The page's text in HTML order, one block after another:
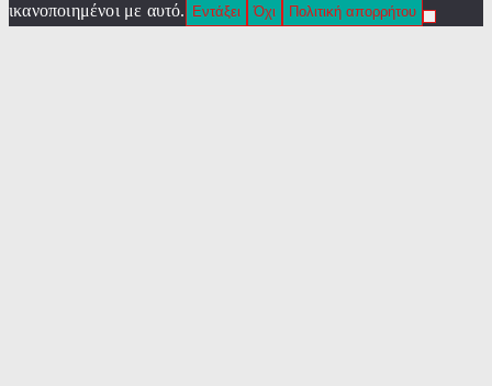
ικανοποιημένοι με αυτό.
Εντάξει Όχι Πολιτική απορρήτου